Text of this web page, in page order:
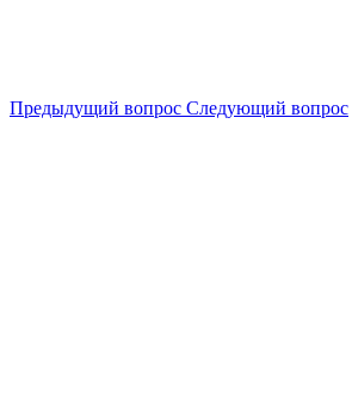
Предыдущий вопрос Следующий вопрос